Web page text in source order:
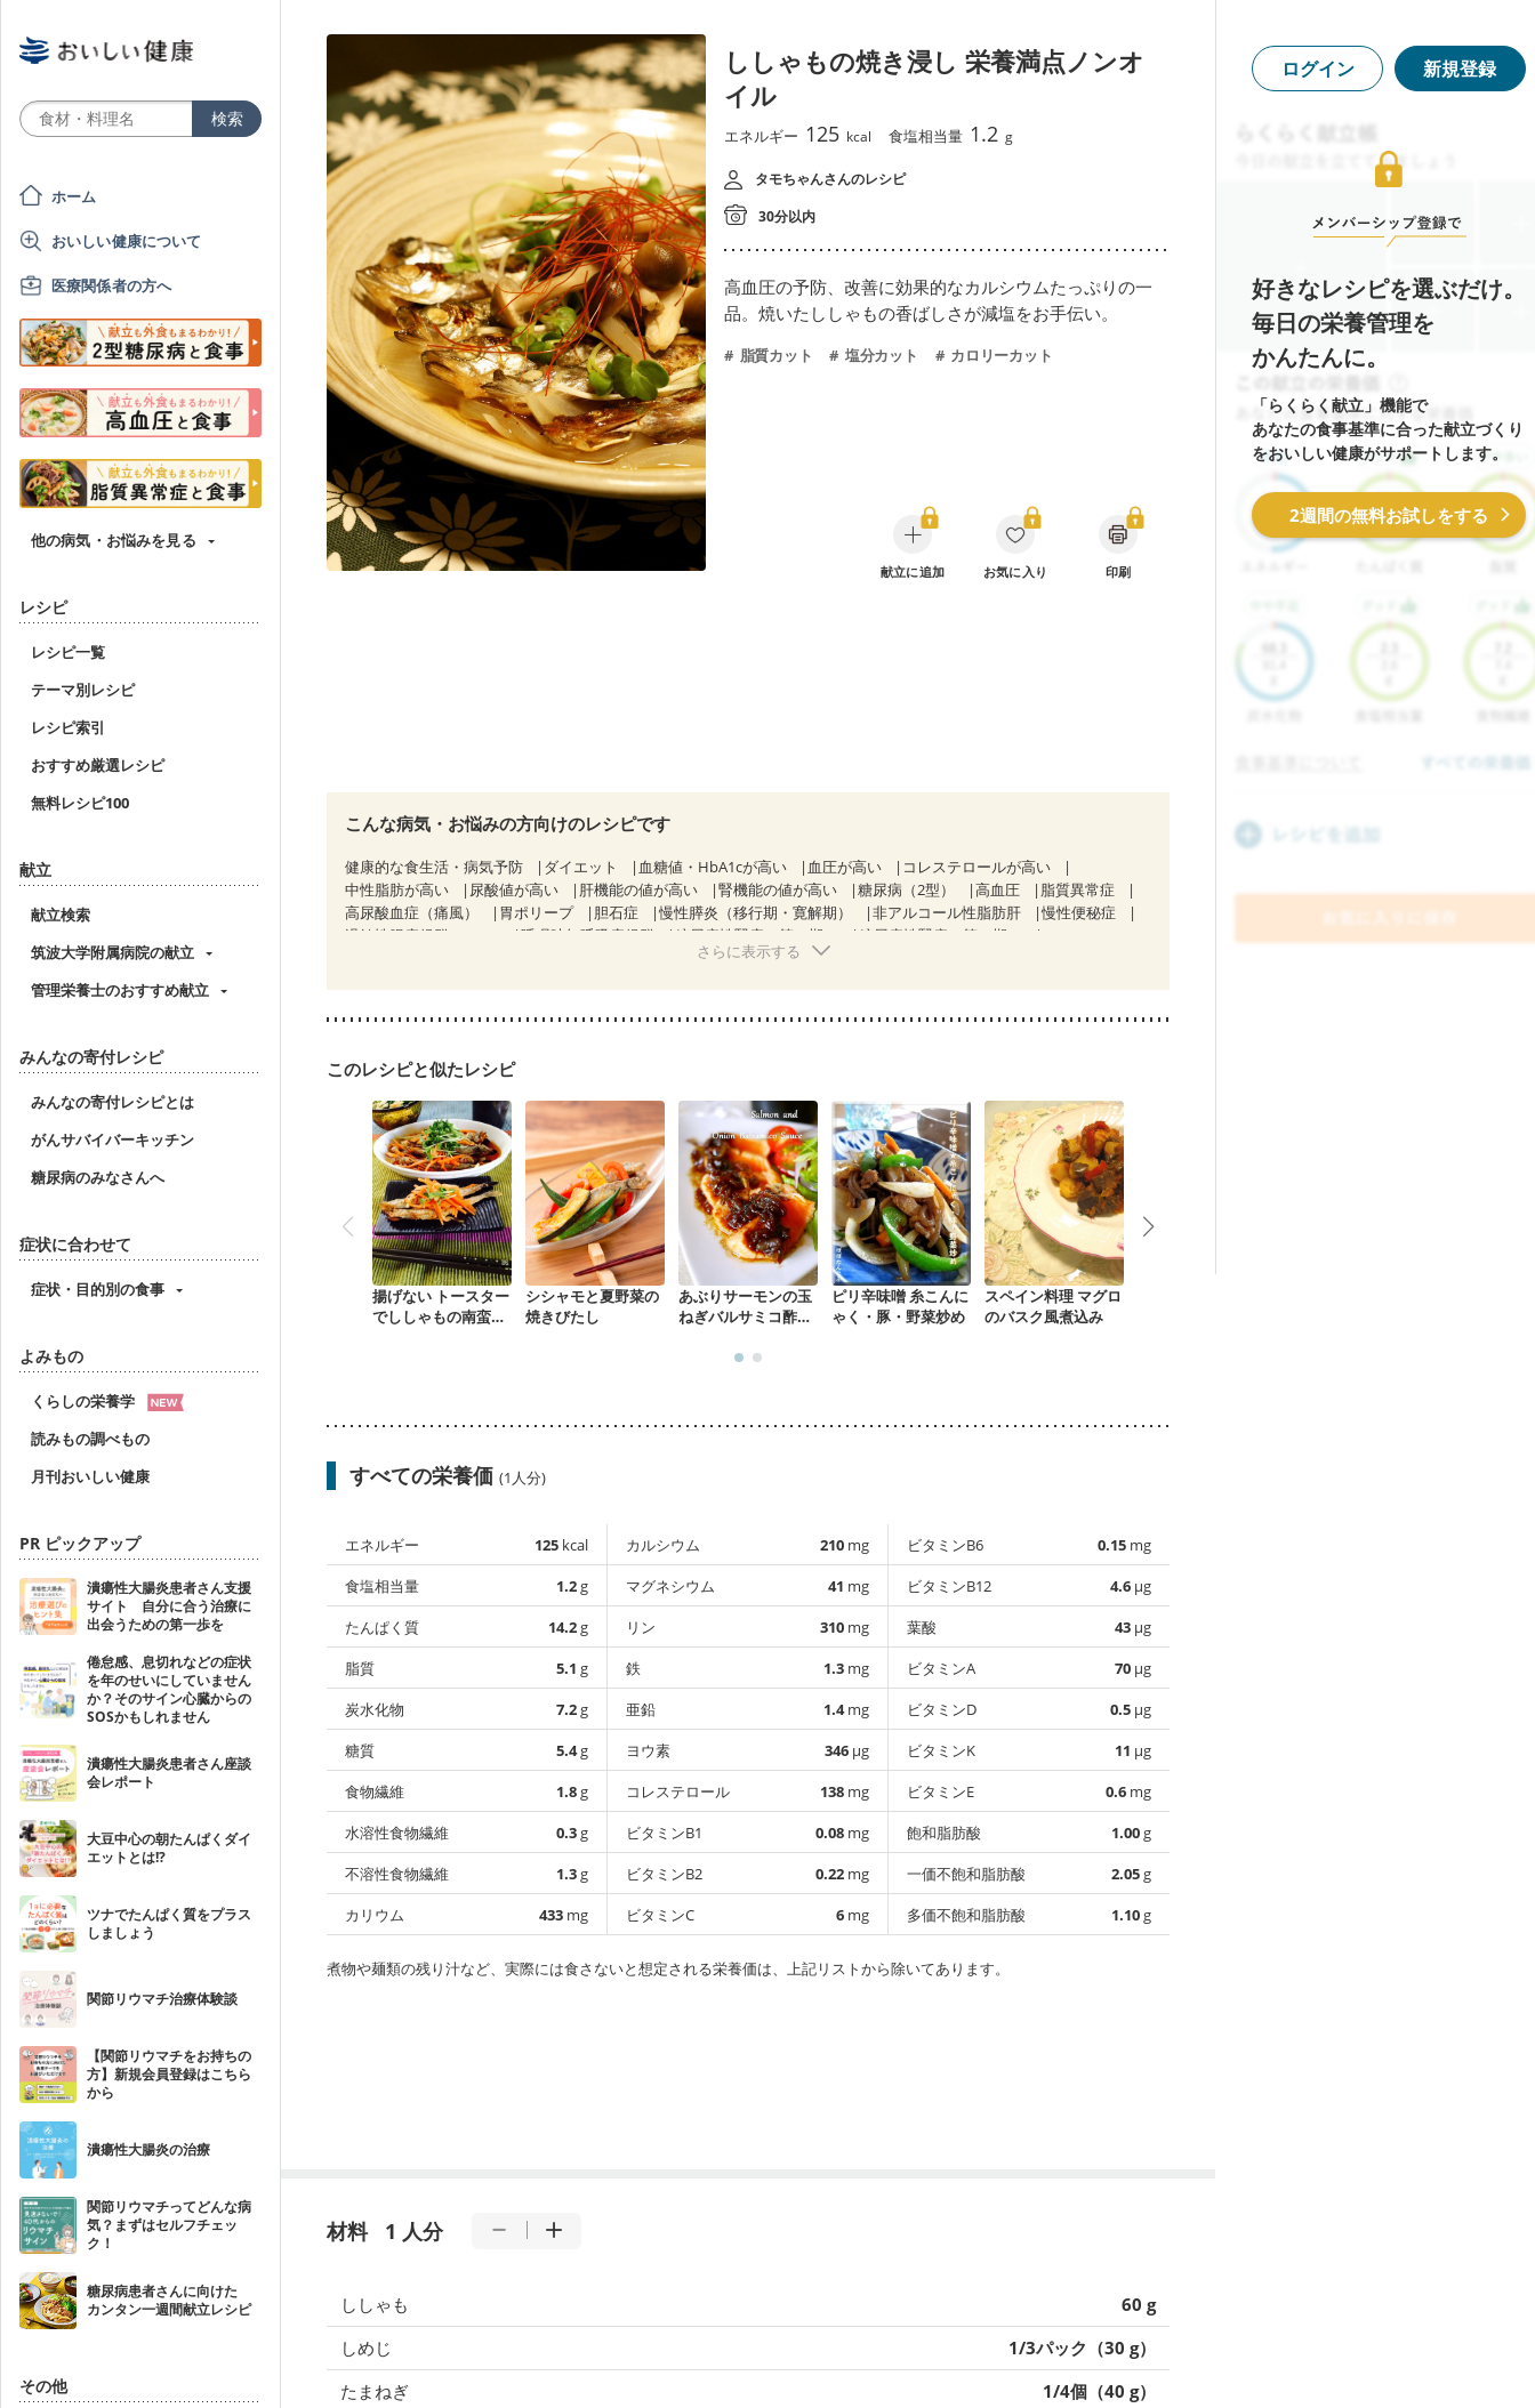
ホーム
おいしい健康について
医療関係者の方へ
他の病気・お悩みを見る
レシピ
レシピ一覧
テーマ別レシピ
レシピ索引
おすすめ厳選レシピ
無料レシピ100
献立
献立検索
筑波大学附属病院の献立
管理栄養士のおすすめ献立
みんなの寄付レシピ
みんなの寄付レシピとは
がんサバイバーキッチン
糖尿病のみなさんへ
症状に合わせて
症状・目的別の食事
よみもの
くらしの栄養学
読みもの調べもの
月刊おいしい健康
PR ピックアップ
潰瘍性大腸炎患者さん支援
サイト 自分に合う治療に
出会うための第一歩を
倦怠感、息切れなどの症状
を年のせいにしていません
か？そのサイン心臓からの
SOSかもしれません
潰瘍性大腸炎患者さん座談
会レポート
大豆中心の朝たんぱくダイ
エットとは!?
ツナでたんぱく質をプラス
しましょう
関節リウマチ治療体験談
【関節リウマチをお持ちの
方】新規会員登録はこちら
から
潰瘍性大腸炎の治療
関節リウマチってどんな病
気？まずはセルフチェッ
ク！
糖尿病患者さんに向けた
カンタン一週間献立レシピ
その他
ししゃもの焼き浸し 栄養満点ノンオ
イル
エネルギー 125 kcal 食塩相当量 1.2 g
タモちゃんさんのレシピ
30分以内
高血圧の予防、改善に効果的なカルシウムたっぷりの一
品。焼いたししゃもの香ばしさが減塩をお手伝い。
脂質カット 塩分カット カロリーカット
献立に追加 お気に入り 印刷
こんな病気・お悩みの方向けのレシピです
健康的な食生活・病気予防 ダイエット 血糖値・HbA1cが高い 血圧が高い
コレステロールが高い
中性脂肪が高い
尿酸値が高い 肝機能の値が高い 腎機能の値が高い 糖尿病（2型） 高血圧
脂質異常症
高尿酸血症（痛風）
胃ポリープ 胆石症 慢性膵炎（移行期・寛解期） 非アルコール性脂肪肝
慢性便秘症
過敏性腸症候群（IBS）
睡眠時無呼吸症候群 糖尿病性腎症（第１期）
糖尿病性腎症（第２期）
CKD（ステージ２）
乾癬
フレイル（年齢に合わせた体作り） 貧血対策 ニキビ・肌荒れ 妊活中 更年期
さらに表示する
このレシピと似たレシピ
揚げない トースター
でししゃもの南蛮漬
シシャモと夏野菜の
焼きびたし
あぶりサーモンの玉
ねぎバルサミコ酢ソ
ピリ辛味噌 糸こんに
ゃく・豚・野菜炒め
スペイン料理 マグロ
のバスク風煮込み
すべての栄養価 (1人分)
エネルギー 125 kcal
食塩相当量
1.2g
たんぱく質
14.2g
脂質
5.1 g
炭水化物
7.2g
糖質
5.4g
食物繊維
1.8g
水溶性食物繊維
0.3g
不溶性食物繊維
1.3g
カリウム
433 mg
カルシウム 210 mg
マグネシウム
41 mg
リン
310 mg
鉄
1.3 mg
亜鉛
1.4mg
ヨウ素
346 µg
コレステロール
138 mg
ビタミンB1
0.08 mg
ビタミンB2
0.22 mg
ビタミンC
6 mg
ビタミンB6 0.15 mg
ビタミンB12
4.6 µg
葉酸
43 µg
ビタミンA
70 µg
ビタミンD
0.5 µg
ビタミンK
11 µg
ビタミンE
0.6 mg
飽和脂肪酸
1.00g
一価不飽和脂肪酸
2.05g
多価不飽和脂肪酸
1.10g
煮物や麺類の残り汁など、実際には食さないと想定される栄養価は、上記リストから除いてあります。
材料 1 人分
ししゃも
60 g
しめじ
1/3パック（30 g）
たまねぎ
1/4個（40 g）
ログイン 新規登録
好きなレシピを選ぶだけ。
毎日の栄養管理を
かんたんに。
「らくらく献立」機能で
あなたの食事基準に合った献立づくり
をおいしい健康がサポートします。
2週間の無料お試しをする